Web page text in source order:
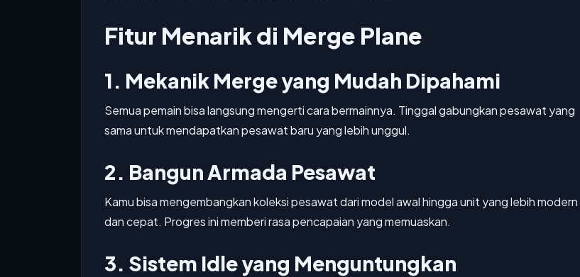
Fitur Menarik di Merge Plane
1. Mekanik Merge yang Mudah Dipahami
Semua pemain bisa langsung mengerti cara bermainnya. Tinggal gabungkan pesawat yang
sama untuk mendapatkan pesawat baru yang lebih unggul.
2. Bangun Armada Pesawat
Kamu bisa mengembangkan koleksi pesawat dari model awal hingga unit yang lebih modern
dan cepat. Progres ini memberi rasa pencapaian yang memuaskan.
3. Sistem Idle yang Menguntungkan